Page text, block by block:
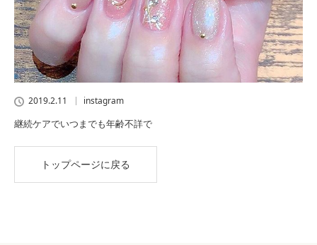
2019.2.11 instagram
継続ケアでいつまでも年齢不詳で
トップページに戻る